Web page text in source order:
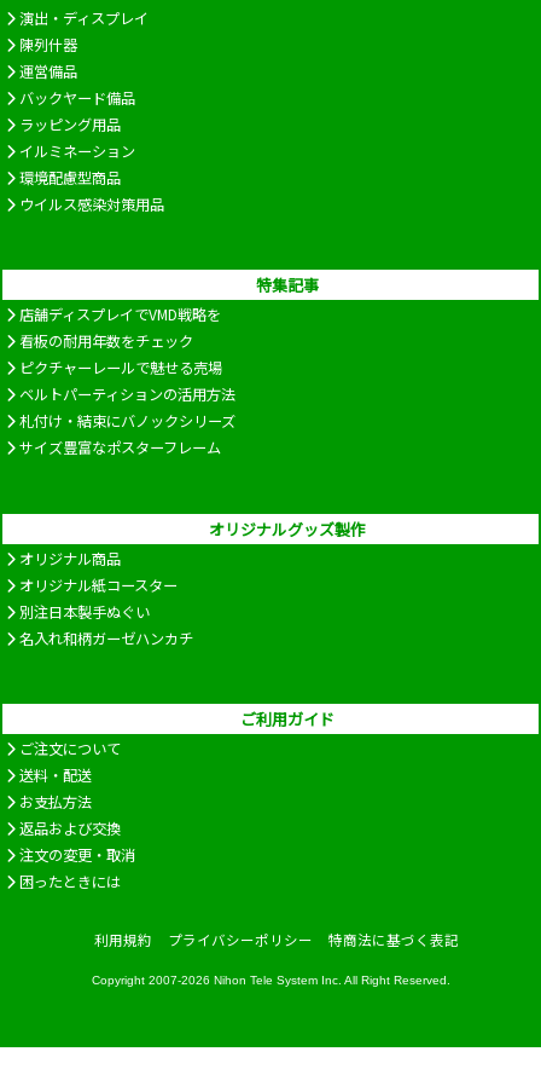
演出・ディスプレイ
陳列什器
運営備品
バックヤード備品
ラッピング用品
イルミネーション
環境配慮型商品
ウイルス感染対策用品
特集記事
店舗ディスプレイでVMD戦略を
看板の耐用年数をチェック
ピクチャーレールで魅せる売場
ベルトパーティションの活用方法
札付け・結束にバノックシリーズ
サイズ豊富なポスターフレーム
オリジナルグッズ製作
オリジナル商品
オリジナル紙コースター
別注日本製手ぬぐい
名入れ和柄ガーゼハンカチ
ご利用ガイド
ご注文について
送料・配送
お支払方法
返品および交換
注文の変更・取消
困ったときには
利用規約 プライバシーポリシー 特商法に基づく表記
Copyright 2007-2026 Nihon Tele System Inc. All Right Reserved.